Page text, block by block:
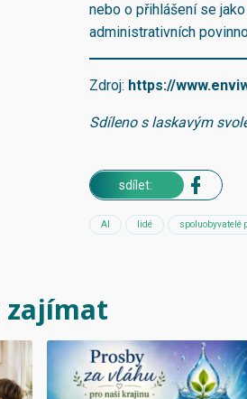
nebo o přihlášení se
administrativních
Zdroj: https://
Sdíleno s laskavým
sdílet:
AI lidé spoluobyvatelé
zajímat